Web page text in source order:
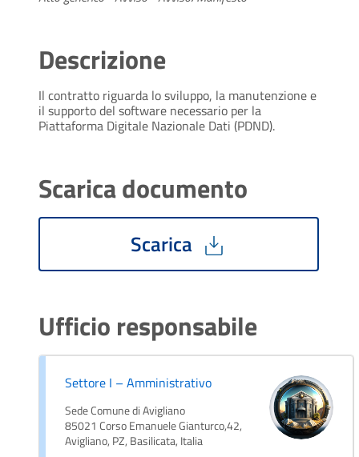
Descrizione
Il contratto riguarda lo sviluppo, la manutenzione e
il supporto del software necessario per la
Piattaforma Digitale Nazionale Dati (PDND).
Scarica documento
Scarica
Ufficio responsabile
Settore I – Amministrativo
Sede Comune di Avigliano
85021 Corso Emanuele Gianturco,42,
Avigliano, PZ, Basilicata, Italia